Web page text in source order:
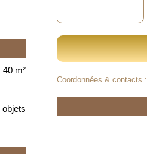
m²
Coordonnées & contacts :